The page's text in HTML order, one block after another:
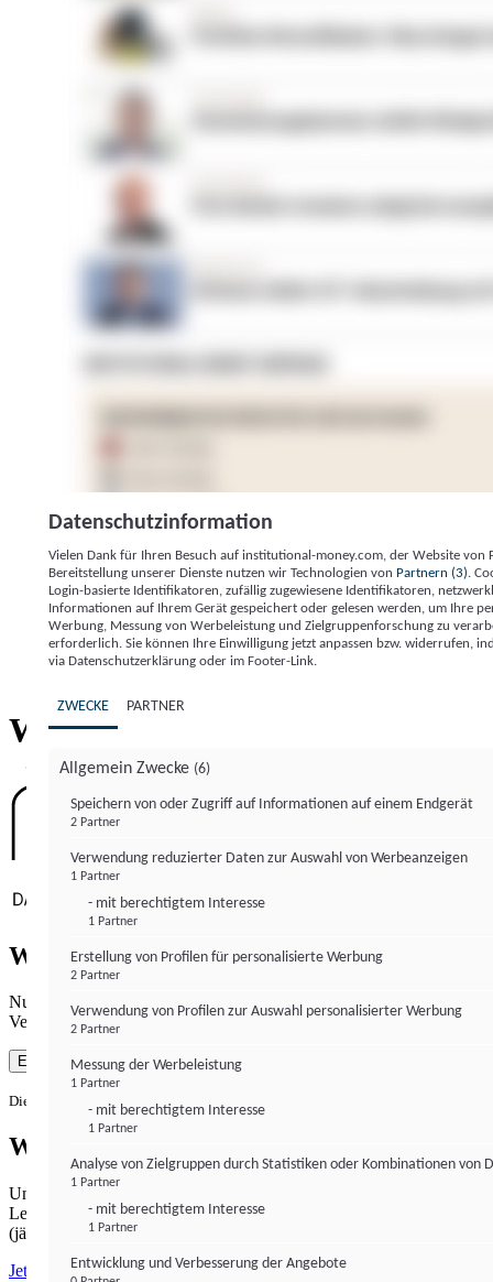
Institutional Money
ImpressumDatenschutzerklärung
Willkommen bei
Wie gewohnt mit Werbung lesen
Nutzen Sie institutional-money.com mit Ihrer Zustimmung zur
Verwendung von Cookies für Webanalyse und Werbemaßnahmen.
Einverstanden
Die Zustimmung ist jederzeit widerrufbar.
Werbefrei lesen
Unabhängiger Journalismus hat seinen Preis.
Lesen Sie institutional-money.com PUR für 33,99€ pro Monat
(jährliche Abrechnung).
Jetzt abonnieren
Datenschutzinformation
Vielen Dank für Ihren Besuch auf institutional-money.com, der Website von
Bereitstellung unserer Dienste nutzen wir Technologien von Partnern (3) .
Login-basierte Identifikatoren, zufällig zugewiesene Identifikatoren,
Informationen auf Ihrem Gerät gespeichert oder gelesen werden, um Ihre
Werbung, Messung von Werbeleistung und Zielgruppenforschung zu
erforderlich. Sie können Ihre Einwilligung jetzt anpassen bzw. widerrufen,
via Datenschutzerklärung oder im Footer-Link.
ZWECKE PARTNER
Allgemein Zwecke (6)
Speichern von oder Zugriff auf Informationen auf einem Endgerät
2 Partner
Verwendung reduzierter Daten zur Auswahl von Werbeanzeigen
1 Partner
- mit berechtigtem Interesse
1 Partner
Erstellung von Profilen für personalisierte Werbung
2 Partner
Verwendung von Profilen zur Auswahl personalisierter Werbung
2 Partner
Messung der Werbeleistung
1 Partner
- mit berechtigtem Interesse
1 Partner
Analyse von Zielgruppen durch Statistiken oder Kombinationen von
1 Partner
- mit berechtigtem Interesse
1 Partner
Entwicklung und Verbesserung der Angebote